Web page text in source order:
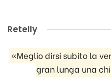
Retelly
«Meglio dirsi subito la
gran lunga una